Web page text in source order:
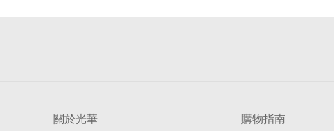
關於光華 購物指南